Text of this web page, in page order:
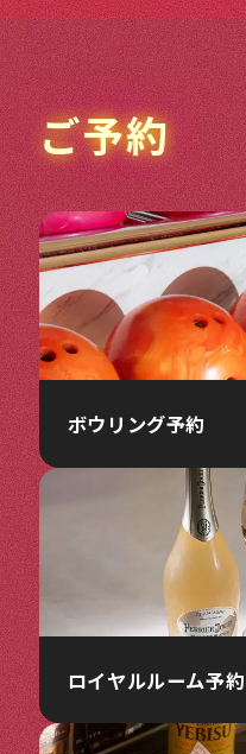
ご予約
ボウリング予約
ロイヤルルーム予約